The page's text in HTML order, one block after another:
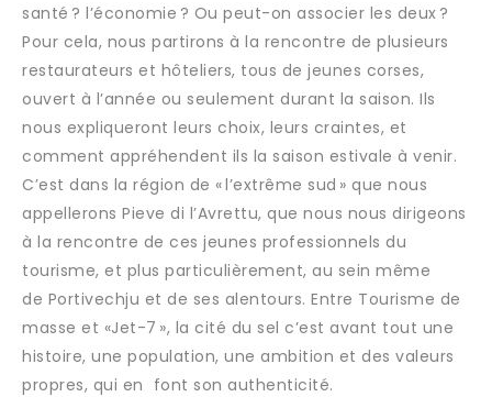
santé ? l’économie ? Ou peut-on associer les deux ?
Pour cela, nous partirons à la rencontre de plusieurs
restaurateurs et hôteliers, tous de jeunes corses,
ouvert à l’année ou seulement durant la saison. Ils
nous expliqueront leurs choix, leurs craintes, et
comment appréhendent ils la saison estivale à venir.
C’est dans la région de « l’extrême sud » que nous
appellerons Pieve di l’Avrettu, que nous nous dirigeons
à la rencontre de ces jeunes professionnels du
tourisme, et plus particulièrement, au sein même
de Portivechju et de ses alentours. Entre Tourisme de
masse et «Jet-7 », la cité du sel c’est avant tout une
histoire, une population, une ambition et des valeurs
propres, qui en font son authenticité.